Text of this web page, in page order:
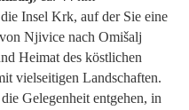
Insel Krk, auf der Sie eine
Njivice nach Omišalj
Heimat des köstlichen
vielseitigen Landschaften.
Gelegenheit entgehen, in